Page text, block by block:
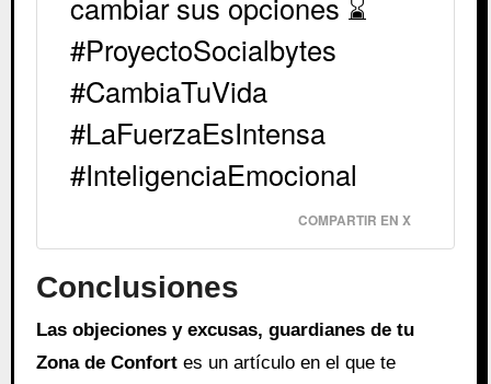
#ProyectoSocialbytes
#CambiaTuVida
#LaFuerzaEsIntensa
#InteligenciaEmocional
COMPARTIR EN X
Conclusiones
Las objeciones y excusas, guardianes de tu
Zona de Confortes un artículo en el que te